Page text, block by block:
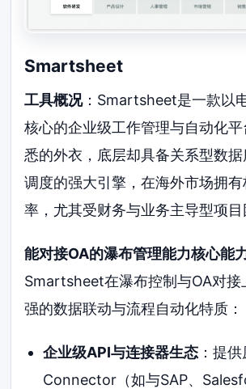
Smartsheet
工具概况：Smartsheet是一款以
核心的企业级工作管理与自动化
悉的外衣，底层却具备关系型数据
调度的强大引擎，在海外市场拥
率，尤其受财务与业务主导型项目
能对接OA的瀑布管理能力核心能
Smartsheet在瀑布控制与OA对接
强的数据联动与流程自动化特质：
企业级API与连接器生态：提供
Connector（如与SAP、